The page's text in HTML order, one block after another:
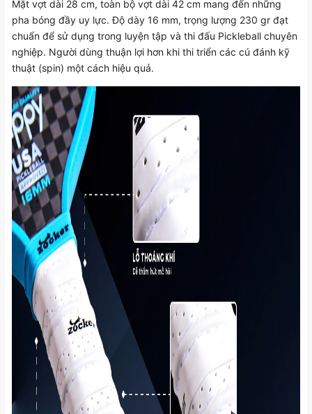
Mặt vợt dài 28 cm, toàn bộ vợt dài 42 cm mang đến những
pha bóng đầy uy lực. Độ dày 16 mm, trọng lượng 230 gr đạt
chuẩn để sử dụng trong luyện tập và thi đấu Pickleball chuyên
nghiệp. Người dùng thuận lợi hơn khi thi triển các cú đánh kỹ
thuật (spin) một cách hiệu quả.